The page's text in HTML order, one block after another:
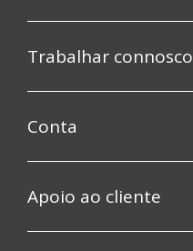
Trabalhar connosco
Conta
Apoio ao cliente